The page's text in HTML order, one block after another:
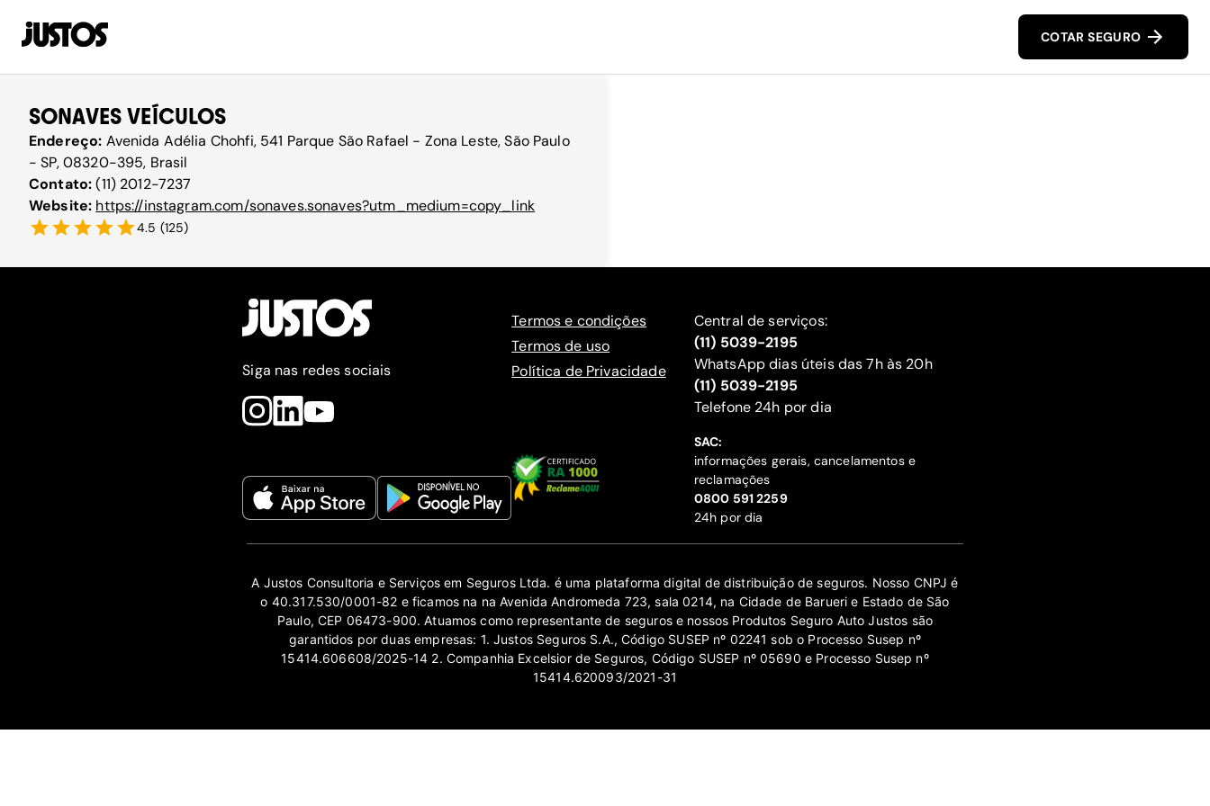
COTAR SEGURO
SONAVES VEÍCULOS
Endereço: Avenida Adélia Chohfi, 541 Parque São Rafael - Zona Leste, São Paulo
- SP, 08320-395, Brasil
Contato:(11) 2012-7237
Website: https://instagram.com/sonaves.sonaves?utm_medium=copy_link
4.5 (125)
Siga nas redes sociais
Termos e condições
Termos de uso
Política de Privacidade
Central de serviços:
(11) 5039-2195
WhatsApp dias úteis das 7h às 20h
(11) 5039-2195
‍Telefone 24h por dia
SAC:
informações gerais, cancelamentos e
reclamações
‍0800 591 2259
24h por dia
A Justos Consultoria e Serviços em Seguros Ltda. é uma plataforma digital de distribuição de seguros. Nosso CNPJ é
o 40.317.530/0001-82 e ficamos na na Avenida Andromeda 723, sala 0214, na Cidade de Barueri e Estado de São
Paulo, CEP 06473-900. Atuamos como representante de seguros e nossos Produtos Seguro Auto Justos são
garantidos por duas empresas: 1. Justos Seguros S.A., Código SUSEP nº 02241 sob o Processo Susep nº
15414.606608/2025-14 2. Companhia Excelsior de Seguros, Código SUSEP nº 05690 e Processo Susep nº
15414.620093/2021-31